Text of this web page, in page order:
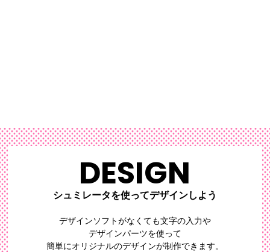
DESIGN
シュミレータを使ってデザインしよう
デザインソフトがなくても文字の入力や
デザインパーツを使って
簡単にオリジナルのデザインが制作できます。